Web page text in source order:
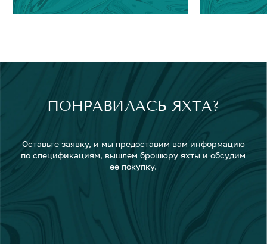
ПОНРАВИЛАСЬ ЯХТА?
Оставьте заявку, и мы предоставим вам информацию
по спецификациям, вышлем брошюру яхты и обсудим
ее покупку.